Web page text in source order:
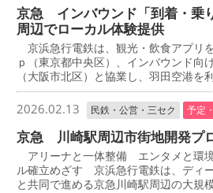
京急 インバウンド「到着・乗
周辺でローカル体験提供
京浜急行電鉄は、観光・飲食アプリ
ｐ（東京都中央区）、インバウンド向
（大阪市北区）と協業し、羽田空港を
2026.02.13 民鉄・公営・三セク 予定
京急 川崎駅周辺市街地開発プ
アリーナと一体整備 エンタメと環
ル確立めざす 京浜急行電鉄は、ディ
と共同で進める京急川崎駅周辺の大規